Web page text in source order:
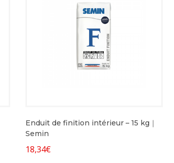
Enduit de finition intérieur – 15 kg｜
Semin
18,34€